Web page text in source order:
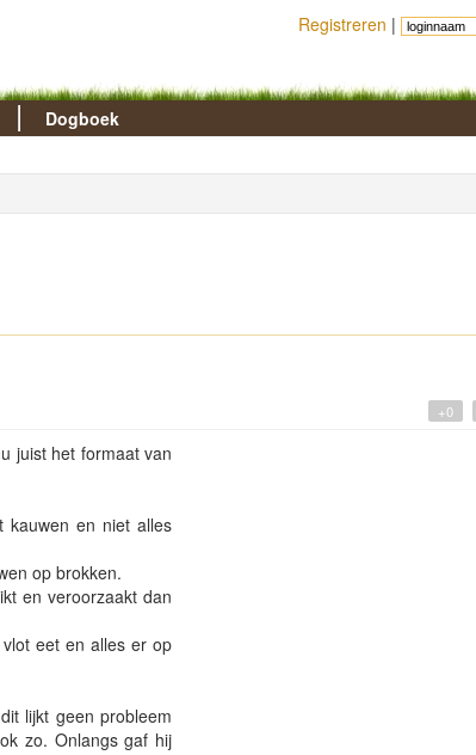
Dogboek
+0
juist het formaat van
kauwen en niet alles
op brokken.
en veroorzaakt dan
eet en alles er op
lijkt geen probleem
zo. Onlangs gaf hij
Registreren |